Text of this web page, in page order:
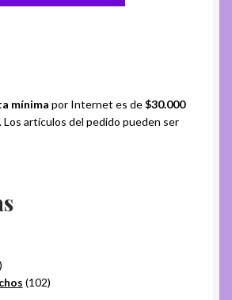
mínima por Internet es de$30.000
. Los artículos del pedido pueden ser
productos
102102